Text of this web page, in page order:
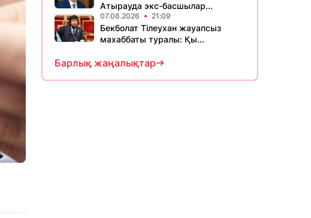
Атырауда экс-басшылар...
07.08.2026 21:09
Бекболат Тілеухан жауапсыз
махаббаты туралы: Қы...
Барлық жаңалықтар